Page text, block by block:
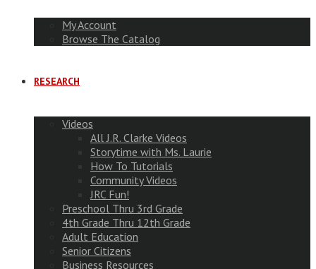
My Account
Browse The Catalog
RESEARCH
Videos
All J.R. Clarke Videos
Storytime with Ms. Laurie
How To Tutorials
Community Videos
JRC Fun!
Preschool Thru 3rd Grade
4th Grade Thru 12th Grade
Adult Education
Senior Citizens
Business Resources